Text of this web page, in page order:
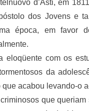
d’Asti, em
dos Jovens e
época, em favor
eloqüente com os
da
acabou levando-o
que